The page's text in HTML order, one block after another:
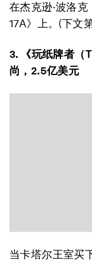
在杰克逊·波洛
17A》上。(下文
3. 《玩纸牌者（
尚，2.5亿美元
当卡塔尔王室买